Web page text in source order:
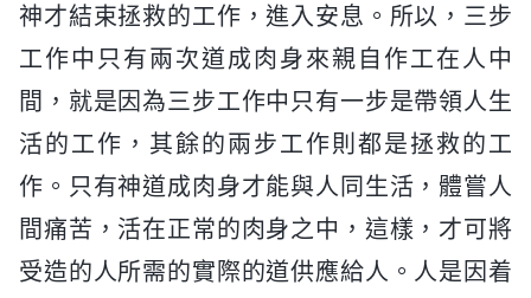
神才結束拯救的工作，進入安息。所以，三步
工作中只有兩次道成肉身來親自作工在人中
間，就是因為三步工作中只有一步是帶領人生
活的工作，其餘的兩步工作則都是拯救的工
作。只有神道成肉身才能與人同生活，體嘗人
間痛苦，活在正常的肉身之中，這樣，才可將
受造的人所需的實際的道供應給人。人是因着